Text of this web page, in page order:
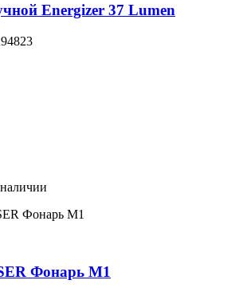
Energizer 37 Lumen
Фонарь M1